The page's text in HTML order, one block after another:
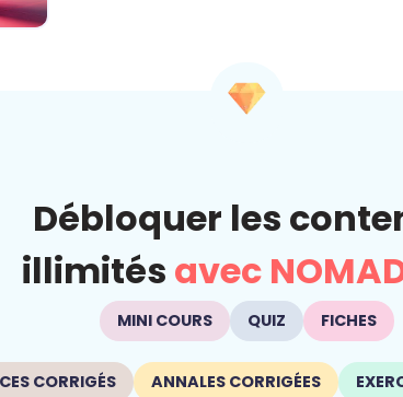
Débloquer les
illimités avec
MINI COURS QUIZ FICHES
CORRIGÉS ANNALES CORRIGÉES